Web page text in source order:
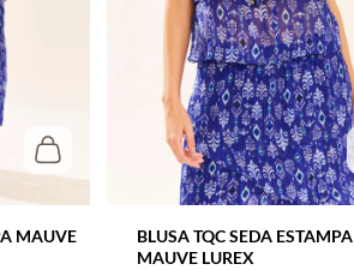
MAUVE
BLUSA TQC SEDA ESTAMPA
MAUVE LUREX